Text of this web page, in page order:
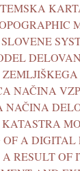
NAČINA
NAČINA
OF A DIGITAL
RESULT OF